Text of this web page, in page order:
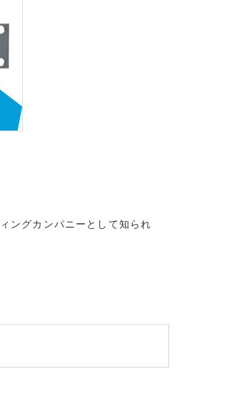
ングカンパニーとして知られ